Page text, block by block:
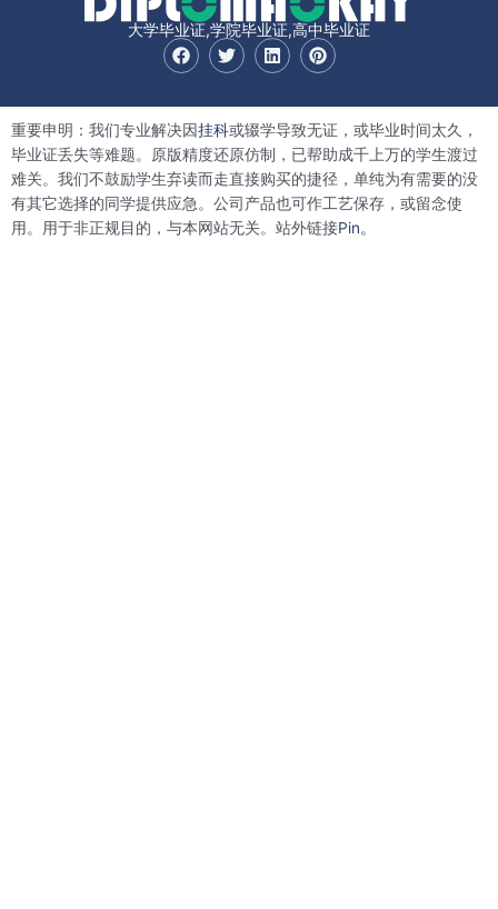
大学毕业证,学院毕业证,高中毕业证
F
a
o
o
k
T
w
t
e
r
L
i
d
i
n
P
i
r
e
s
t
重要申明：我们专业解决因挂科或辍学导致无证，或毕业时间太久，
毕业证丢失等难题。原版精度还原仿制，已帮助成千上万的学生渡过
难关。我们不鼓励学生弃读而走直接购买的捷径，单纯为有需要的没
有其它选择的同学提供应急。公司产品也可作工艺保存，或留念使
用。用于非正规目的，与本网站无关。站外链接Pin。